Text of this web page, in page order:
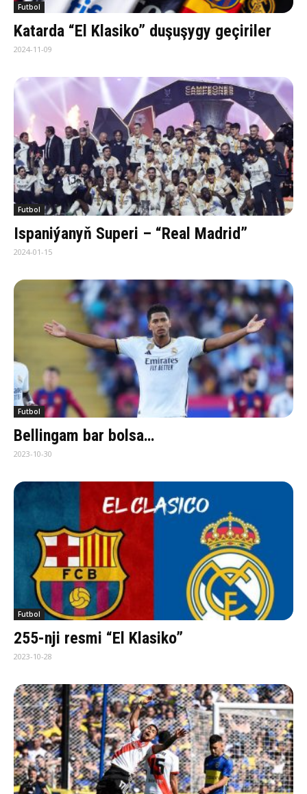
Futbol
Katarda “El Klasiko” duşuşygy geçiriler
2024-11-09
Futbol
Ispaniýanyň Superi – “Real Madrid”
2024-01-15
Futbol
Bellingam bar bolsa…
2023-10-30
Futbol
255-nji resmi “El Klasiko”
2023-10-28